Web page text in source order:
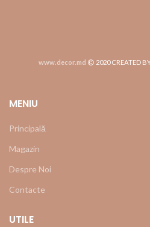
www.decor.md 2020 CREATED
MENIU
Principală
Magazin
Despre Noi
Contacte
UTILE